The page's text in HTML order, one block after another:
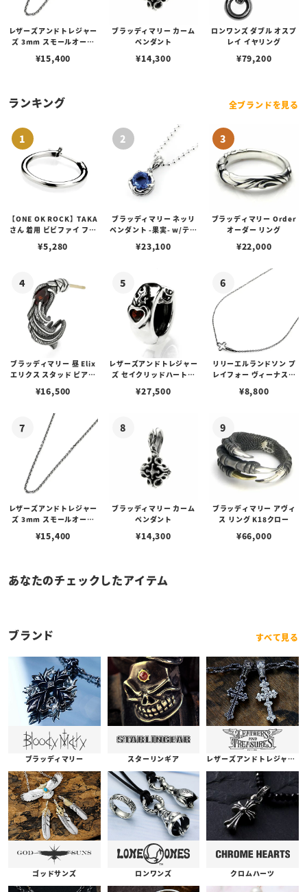
レザーズアンドトレジャー
ズ 3mm スモールオーバ
ブスタークラスプ＆LTロ
¥15,400
ブラッディマリー カーム
ペンダント
¥14,300
ロンワンズ ダブル オスプ
レイ イヤリング
¥79,200
ランキング 全ブランドを見る
【ONE OK ROCK】TAKA
さん 着用 ビビファイ フー
¥5,280
ブラッディマリー ネッリ
ペンダント -果実- w/ティ
¥23,100
ブラッディマリー Order
オーダー リング
¥22,000
ブラッディマリー 昼 Elix
エリクス スタッド ピアス
¥16,500
レザーズアンドトレジャー
ズ セイクリッドハートピ
¥27,500
リリーエルランドソン プ
レイフォー ヴィーナスチ
¥8,800
レザーズアンドトレジャー
ズ 3mm スモールオーバ
ブスタークラスプ＆LTロ
¥15,400
ブラッディマリー カーム
ペンダント
¥14,300
ブラッディマリー アヴィ
ス リング K18クロー
¥66,000
あなたのチェックしたアイテム
ブランド すべて見る
ブラッディマリー スターリンギア レザーズアンドトレジャーズ
ゴッドサンズ ロンワンズ クロムハーツ